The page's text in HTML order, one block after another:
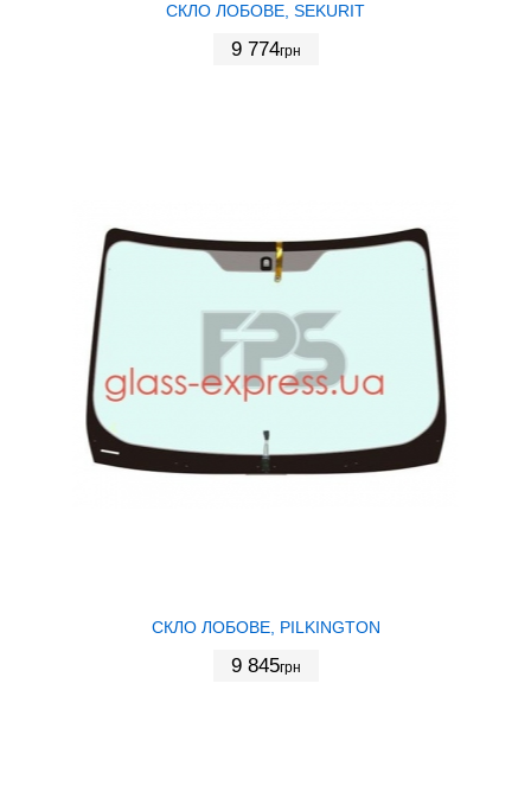
СКЛО ЛОБОВЕ, SEKURIT
9 774грн
СКЛО ЛОБОВЕ, PILKINGTON
9 845грн